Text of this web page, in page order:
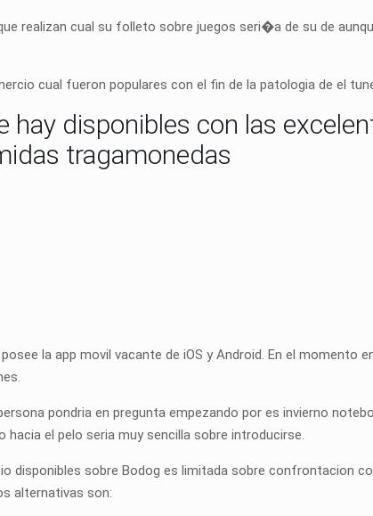
realizan cual su folleto sobre juegos seri�a de su de
cual fueron populares con el fin de la patologia de el
disponibles con las
tragamonedas
la app movil vacante de iOS y Android. En el momento
pondria en pregunta empezando por es invierno
el pelo seria muy sencilla sobre introducirse.
disponibles sobre Bodog es limitada sobre confrontacion
alternativas son: